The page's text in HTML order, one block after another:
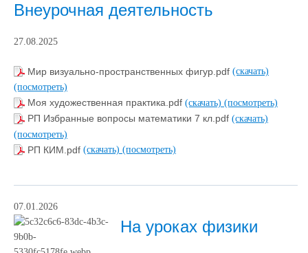
Внеурочная деятельность
27.08.2025
Мир визуально-пространственных фигур.pdf (скачать)
(посмотреть)
Моя художественная практика.pdf (скачать) (посмотреть)
РП Избранные вопросы математики 7 кл.pdf (скачать)
(посмотреть)
РП КИМ.pdf (скачать) (посмотреть)
07.01.2026
На уроках физики